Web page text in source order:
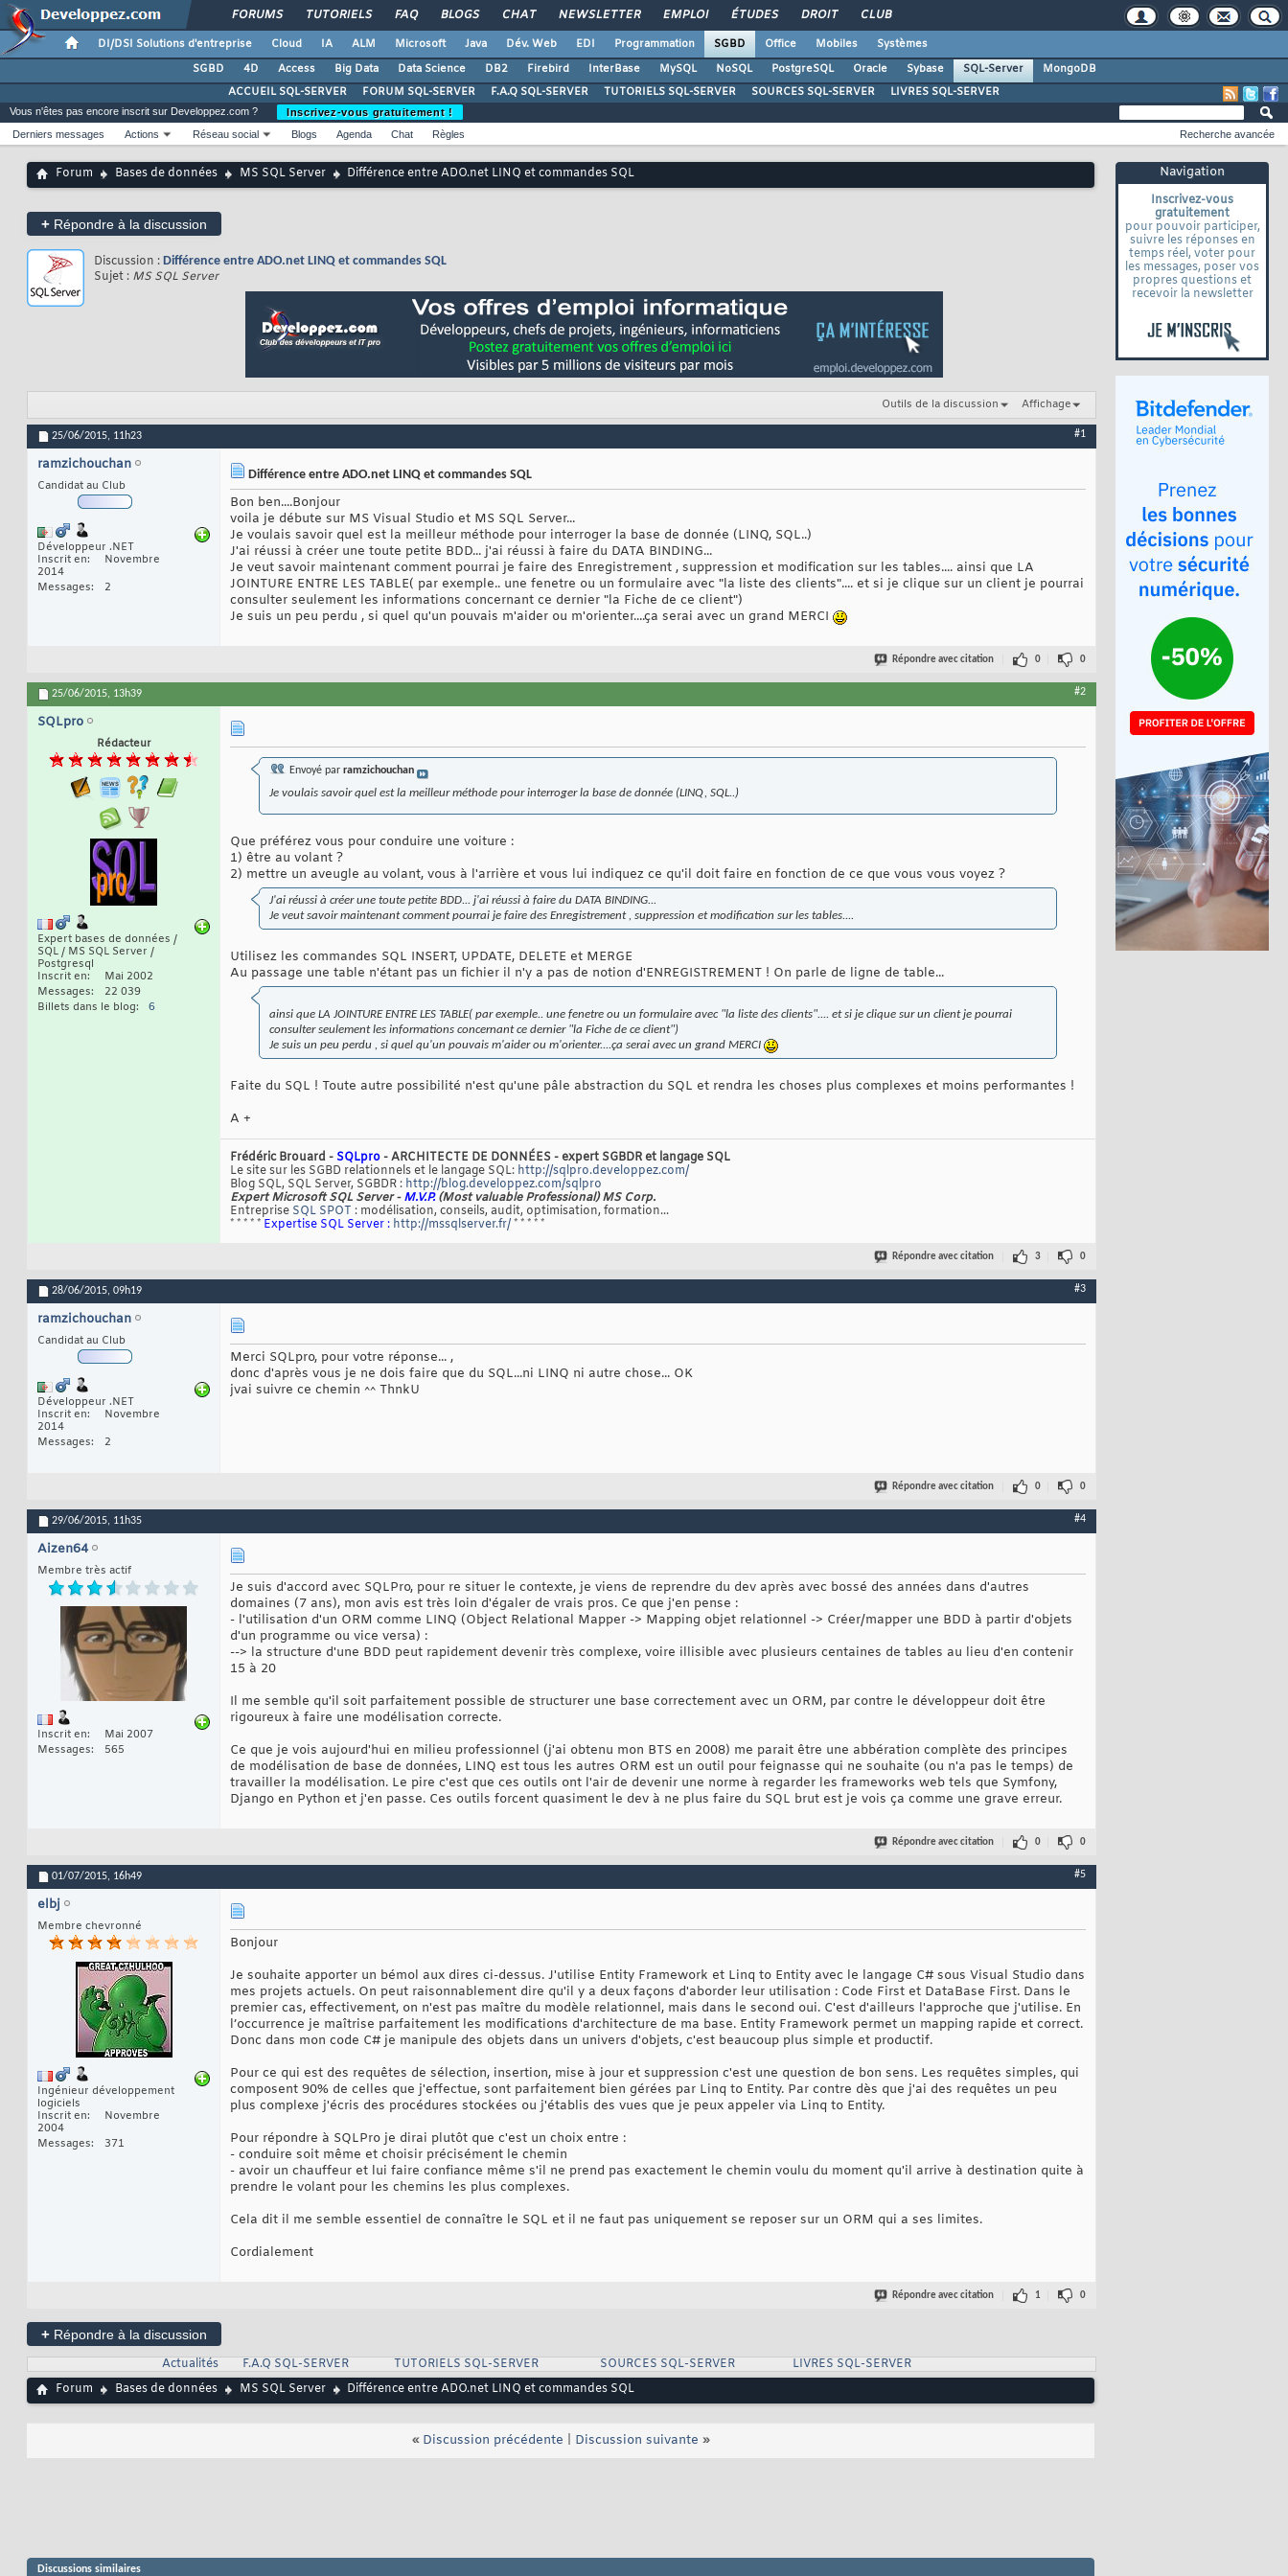
FORUMS TUTORIELS FAQ BLOGS CHAT NEWSLETTER EMPLOI ÉTUDES DROIT CLUB
DI/DSI Solutions d'entreprise Cloud IA ALM Microsoft Java Dév. Web EDI Programmation SGBD Office Mobiles
Systèmes
SGBD
4D Access Big Data Data Science DB2 Firebird InterBase MySQL NoSQL PostgreSQL Oracle Sybase SQL-Server
MongoDB
ACCUEIL SQL-SERVER
FORUM SQL-SERVER F.A.Q SQL-SERVER TUTORIELS SQL-SERVER SOURCES SQL-SERVER LIVRES SQL-SERVER
Navigation
Inscrivez-vous
gratuitement
pour pouvoir participer,
suivre les réponses en
temps réel, voter pour
les messages, poser vos
propres questions et
recevoir la newsletter
Vous n'êtes pas encore inscrit sur Developpez.com ?
Inscrivez-vous gratuitement !
Derniers messages
Actions Réseau social Blogs Agenda Chat Règles Recherche avancée
Forum Bases de données MS SQL Server Différence entre ADO.net LINQ et commandes SQL
+ Répondre à la discussion
Discussion : Différence entre ADO.net LINQ et commandes SQL
Sujet : MS SQL Server
Outils de la discussion Affichage
25/06/2015, 11h23 #1
ramzichouchan
Candidat au Club
Développeur .NET
Inscrit en
Novembre
2014
Messages
2
Différence entre ADO.net LINQ et commandes SQL
Bon ben....Bonjour
voila je débute sur MS Visual Studio et MS SQL Server...
Je voulais savoir quel est la meilleur méthode pour interroger la base de donnée (LINQ, SQL..)
J'ai réussi à créer une toute petite BDD... j'ai réussi à faire du DATA BINDING...
Je veut savoir maintenant comment pourrai je faire des Enregistrement , suppression et modification sur les tables.... ainsi que LA
JOINTURE ENTRE LES TABLE( par exemple.. une fenetre ou un formulaire avec "la liste des clients".... et si je clique sur un client je pourrai
consulter seulement les informations concernant ce dernier "la Fiche de ce client")
Je suis un peu perdu , si quel qu'un pouvais m'aider ou m'orienter....ça serai avec un grand MERCI
Répondre avec citation 0 0
25/06/2015, 13h39 #2
SQLpro
Rédacteur
Expert bases de données /
SQL / MS SQL Server /
Postgresql
Inscrit en
Mai 2002
Messages
22 039
Billets dans le blog
6
Envoyé par ramzichouchan
Je voulais savoir quel est la meilleur méthode pour interroger la base de donnée (LINQ, SQL..)
Que préférez vous pour conduire une voiture :
1) être au volant ?
2) mettre un aveugle au volant, vous à l'arrière et vous lui indiquez ce qu'il doit faire en fonction de ce que vous vous voyez ?
J'ai réussi à créer une toute petite BDD... j'ai réussi à faire du DATA BINDING...
Je veut savoir maintenant comment pourrai je faire des Enregistrement , suppression et modification sur les tables....
Utilisez les commandes SQL INSERT, UPDATE, DELETE et MERGE
Au passage une table n'étant pas un fichier il n'y a pas de notion d'ENREGISTREMENT ! On parle de ligne de table...
ainsi que LA JOINTURE ENTRE LES TABLE( par exemple.. une fenetre ou un formulaire avec "la liste des clients".... et si je clique sur un client je pourrai
consulter seulement les informations concernant ce dernier "la Fiche de ce client")
Je suis un peu perdu , si quel qu'un pouvais m'aider ou m'orienter....ça serai avec un grand MERCI
Faite du SQL ! Toute autre possibilité n'est qu'une pâle abstraction du SQL et rendra les choses plus complexes et moins performantes !
A +
Frédéric Brouard - SQLpro- ARCHITECTE DE DONNÉES - expert SGBDR et langage SQL
Le site sur les SGBD relationnels et le langage SQL: http://sqlpro.developpez.com/
Blog SQL, SQL Server, SGBDR : http://blog.developpez.com/sqlpro
Expert Microsoft SQL Server -M.V.P.(Most valuable Professional) MS Corp.
Entreprise SQL SPOT : modélisation, conseils, audit, optimisation, formation...
* * * * * Expertise SQL Server : http://mssqlserver.fr/* * * * *
Répondre avec citation 3 0
28/06/2015, 09h19 #3
ramzichouchan
Candidat au Club
Développeur .NET
Inscrit en
Novembre
2014
Messages
2
Merci SQLpro, pour votre réponse... ,
donc d'après vous je ne dois faire que du SQL...ni LINQ ni autre chose... OK
jvai suivre ce chemin ^^ ThnkU
Répondre avec citation 0 0
29/06/2015, 11h35 #4
Aizen64
Membre très actif
Inscrit en
Mai 2007
Messages
565
Je suis d'accord avec SQLPro, pour re situer le contexte, je viens de reprendre du dev après avec bossé des années dans d'autres
domaines (7 ans), mon avis est très loin d'égaler de vrais pros. Ce que j'en pense :
- l'utilisation d'un ORM comme LINQ (Object Relational Mapper -> Mapping objet relationnel -> Créer/mapper une BDD à partir d'objets
d'un programme ou vice versa) :
--> la structure d'une BDD peut rapidement devenir très complexe, voire illisible avec plusieurs centaines de tables au lieu d'en contenir
15 à 20
Il me semble qu'il soit parfaitement possible de structurer une base correctement avec un ORM, par contre le développeur doit être
rigoureux à faire une modélisation correcte.
Ce que je vois aujourd'hui en milieu professionnel (j'ai obtenu mon BTS en 2008) me parait être une abbération complète des principes
de modélisation de base de données, LINQ est tous les autres ORM est un outil pour feignasse qui ne souhaite (ou n'a pas le temps) de
travailler la modélisation. Le pire c'est que ces outils ont l'air de devenir une norme à regarder les frameworks web tels que Symfony,
Django en Python et j'en passe. Ces outils forcent quasiment le dev à ne plus faire du SQL brut est je vois ça comme une grave erreur.
Répondre avec citation 0 0
01/07/2015, 16h49 #5
elbj
Membre chevronné
Ingénieur développement
logiciels
Inscrit en
Novembre
2004
Messages
371
Bonjour
Je souhaite apporter un bémol aux dires ci-dessus. J'utilise Entity Framework et Linq to Entity avec le langage C# sous Visual Studio dans
mes projets actuels. On peut raisonnablement dire qu'il y a deux façons d'aborder leur utilisation : Code First et DataBase First. Dans le
premier cas, effectivement, on n'est pas maître du modèle relationnel, mais dans le second oui. C'est d'ailleurs l'approche que j'utilise. En
l’occurrence je maîtrise parfaitement les modifications d'architecture de ma base. Entity Framework permet un mapping rapide et correct.
Donc dans mon code C# je manipule des objets dans un univers d'objets, c'est beaucoup plus simple et productif.
Pour ce qui est des requêtes de sélection, insertion, mise à jour et suppression c'est une question de bon sens. Les requêtes simples, qui
composent 90% de celles que j'effectue, sont parfaitement bien gérées par Linq to Entity. Par contre dès que j'ai des requêtes un peu
plus complexe j'écris des procédures stockées ou j'établis des vues que je peux appeler via Linq to Entity.
Pour répondre à SQLPro je dirai plutôt que c'est un choix entre :
- conduire soit même et choisir précisément le chemin
- avoir un chauffeur et lui faire confiance même s'il ne prend pas exactement le chemin voulu du moment qu'il arrive à destination quite à
prendre le volant pour les chemins les plus complexes.
Cela dit il me semble essentiel de connaître le SQL et il ne faut pas uniquement se reposer sur un ORM qui a ses limites.
Cordialement
Répondre avec citation 1 0
+ Répondre à la discussion
Actualités
F.A.Q SQL-SERVER TUTORIELS SQL-SERVER SOURCES SQL-SERVER
LIVRES SQL-SERVER
Forum
Bases de données MS SQL Server Différence entre ADO.net LINQ et commandes SQL
« Discussion précédente Discussion suivante »
Discussions similaires